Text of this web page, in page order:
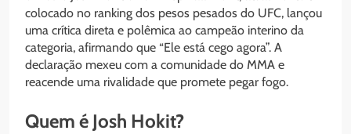
colocado no ranking dos pesos pesados do UFC, lançou
uma crítica direta e polêmica ao campeão interino da
categoria, afirmando que “Ele está cego agora”. A
declaração mexeu com a comunidade do MMA e
reacende uma rivalidade que promete pegar fogo.
Quem é Josh Hokit?